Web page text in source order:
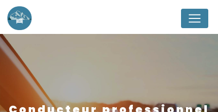
Panneau de gestion des cookies